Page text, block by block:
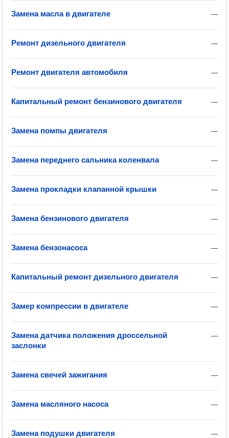
—
Замена масла в двигателе
—
Ремонт дизельного двигателя
—
Ремонт двигателя автомобиля
—
Капитальный ремонт бензинового двигателя
—
Замена помпы двигателя
—
Замена переднего сальника коленвала
—
Замена прокладки клапанной крышки
—
Замена бензинового двигателя
—
Замена бензонасоса
—
Капитальный ремонт дизельного двигателя
—
Замер компрессии в двигателе
—
Замена датчика положения дроссельной
заслонки
—
Замена свечей зажигания
—
Замена масляного насоса
—
Замена подушки двигателя